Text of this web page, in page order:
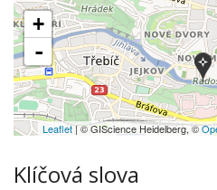
+
-
Leaflet| © GIScience Heidelberg, ©
Klíčová slova